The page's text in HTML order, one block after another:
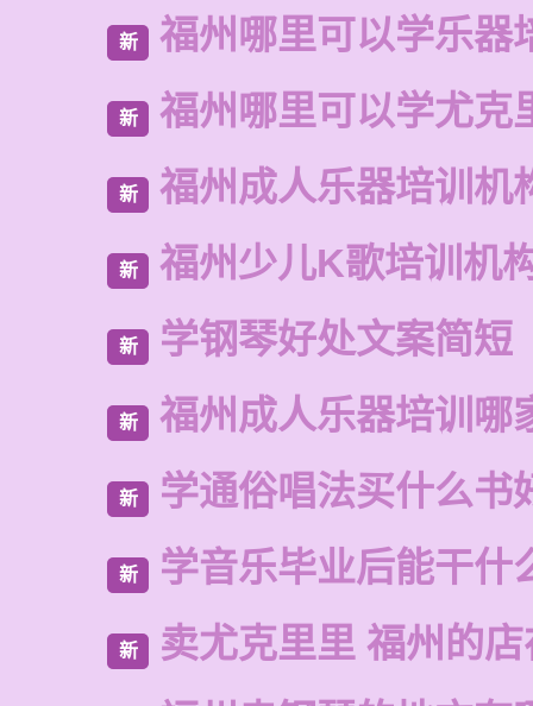
新 福州哪里可以学乐器
新 福州哪里可以学尤克
新 福州成人乐器培训机
新 福州少儿K歌培训机
新 学钢琴好处文案简短
新 福州成人乐器培训哪
新 学通俗唱法买什么书
新 学音乐毕业后能干什
新
卖尤克里里 福州的